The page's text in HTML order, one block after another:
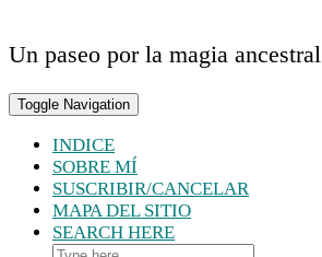
Un paseo por la magia ancestral
Toggle Navigation
INDICE
SOBRE MÍ
SUSCRIBIR/CANCELAR
MAPA DEL SITIO
SEARCH HERE